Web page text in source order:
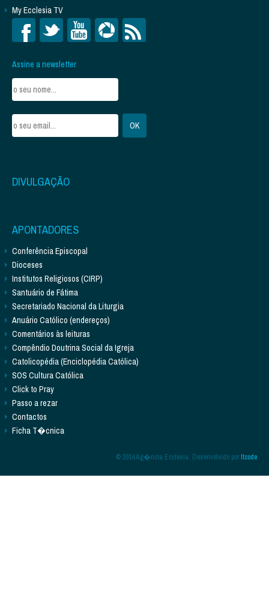
My Ecclesia TV
Assine a newsletter
DIVULGAÇÃO
APONTADORES
Conferência Episcopal
Dioceses
Institutos Religiosos (CIRP)
Santuário de Fátima
Secretariado Nacional da Liturgia
Anuário Católico (endereços)
Comentários às leituras
Compêndio Doutrina Social da Igreja
Catolicopédia (Enciclopédia Católica)
SOS Cultura Católica
Click to Pray
Passo a rezar
Contactos
Ficha T�cnica
© 2014 Ag�ncia Ecclesia. Desenvolvido porItcode